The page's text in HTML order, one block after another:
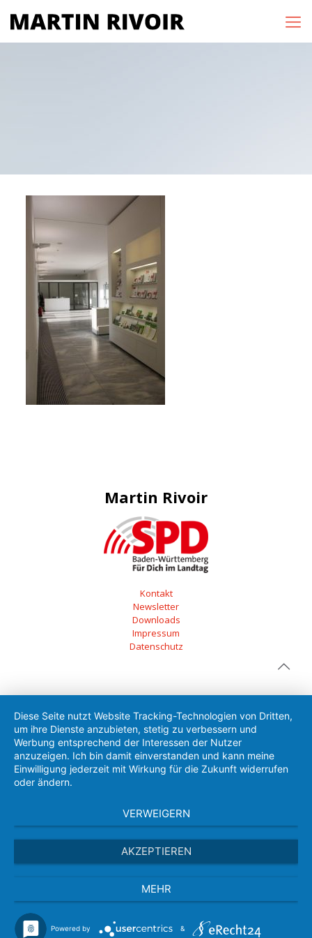
Martin Rivoir
Kontakt
Newsletter
Downloads
Impressum
Datenschutz
Diese Seite nutzt Website Tracking-Technologien von Dritten,
um ihre Dienste anzubieten, stetig zu verbessern und
Werbung entsprechend der Interessen der Nutzer
anzuzeigen. Ich bin damit einverstanden und kann meine
Einwilligung jederzeit mit Wirkung für die Zukunft widerrufen
oder ändern.
VERWEIGERN
AKZEPTIEREN
MEHR
Powered by &